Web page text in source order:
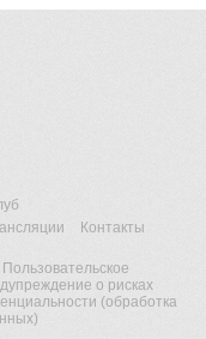
Контакты
Пользовательское
о рисках
(обработка